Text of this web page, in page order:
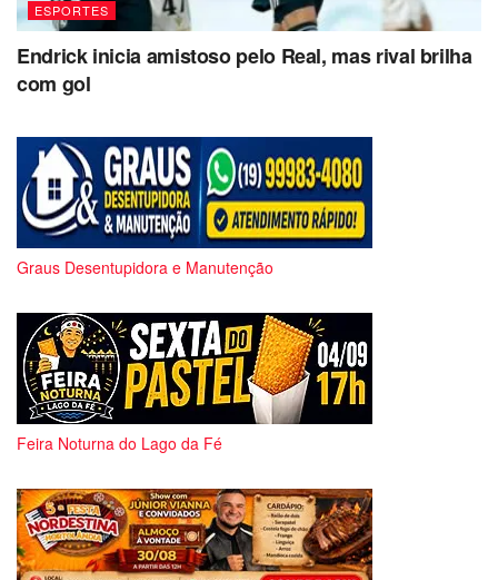
ESPORTES
Endrick inicia amistoso pelo Real, mas rival brilha
com gol
Graus Desentupidora e Manutenção
Feira Noturna do Lago da Fé